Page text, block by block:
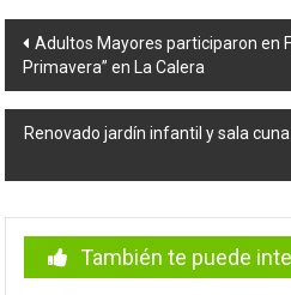
Navegación
de
entradas
Adultos Mayores participaron en
Primavera” en La Calera
Renovado jardín infantil y sala
También te puede